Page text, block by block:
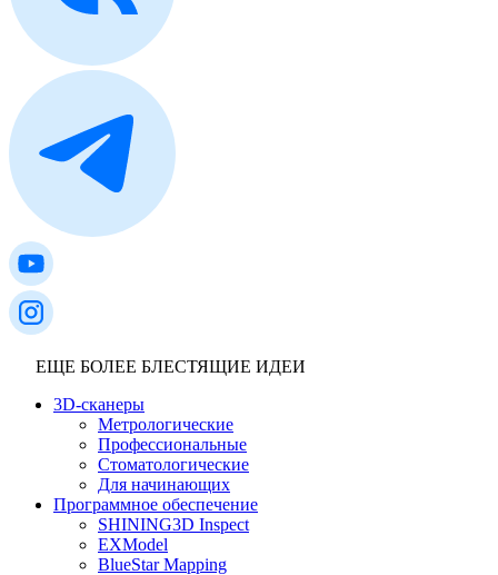
ЕЩЕ БОЛЕЕ БЛЕСТЯЩИЕ ИДЕИ
3D-сканеры
Метрологические
Профессиональные
Стоматологические
Для начинающих
Программное обеспечение
SHINING3D Inspect
EXModel
BlueStar Mapping